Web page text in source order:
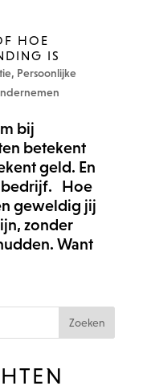
HOE
IS
, Persoonlijke
bij
betekent
geld. En
bedrijf. Hoe
geweldig jij
zonder
Want